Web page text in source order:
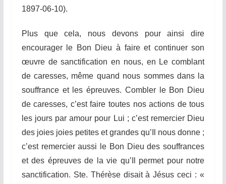
1897-06-10).
Plus que cela, nous devons pour ainsi dire
encourager le Bon Dieu à faire et continuer son
œuvre de sanctification en nous, en Le comblant
de caresses, même quand nous sommes dans la
souffrance et les épreuves. Combler le Bon Dieu
de caresses, c’est faire toutes nos actions de tous
les jours par amour pour Lui ; c’est remercier Dieu
des joies joies petites et grandes qu’Il nous donne ;
c’est remercier aussi le Bon Dieu des souffrances
et des épreuves de la vie qu’Il permet pour notre
sanctification. Ste. Thérèse disait à Jésus ceci : «